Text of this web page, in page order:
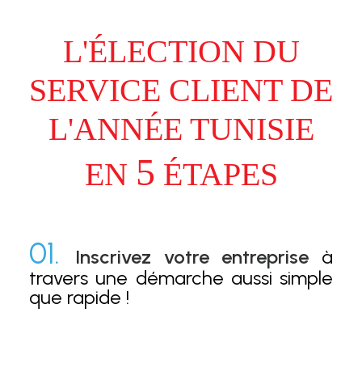
L'ÉLECTION DU
SERVICE CLIENT DE
L'ANNÉE TUNISIE
EN 5 ÉTAPES
01. Inscrivez votre entreprise à
travers une démarche aussi simple
que rapide !